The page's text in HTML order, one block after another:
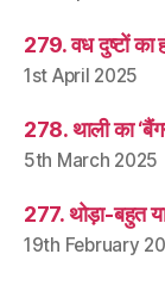
279. वध दुष्टों का
1st April 2025
278. थाली का
5th March 2025
277. थोड़ा-बहुत
19th February